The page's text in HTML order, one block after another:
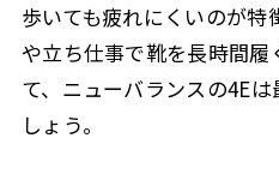
歩いても疲れにくいのが特
や立ち仕事で靴を長時間履
て、ニューバランスの4E
しょう。